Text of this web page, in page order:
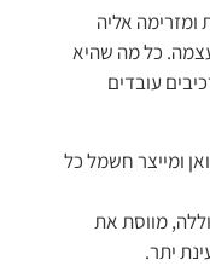
אליה
כל מה שהיא
עובדים
ומייצר חשמל כל
מווסת את
יתר.